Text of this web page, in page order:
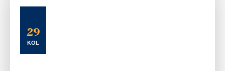
29
KOL